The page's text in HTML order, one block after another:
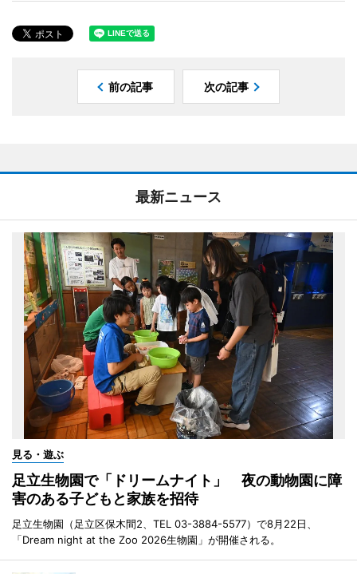
前の記事 次の記事
最新ニュース
見る・遊ぶ
足立生物園で「ドリームナイト」 夜の動物園に障
害のある子どもと家族を招待
足立生物園（足立区保木間2、TEL 03-3884-5577）で8月22日、
「Dream night at the Zoo 2026生物園」が開催される。